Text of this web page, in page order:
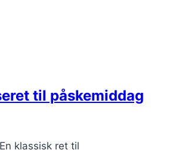
til påskemiddag
klassisk ret til